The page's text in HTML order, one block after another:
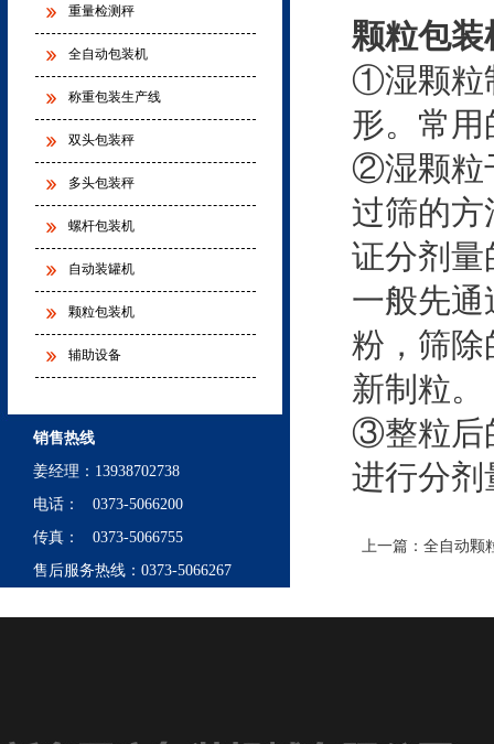
重量检测秤
全自动包装机
称重包装生产线
双头包装秤
多头包装秤
螺杆包装机
自动装罐机
颗粒包装机
辅助设备
销售热线
姜经理 ： 13938702738
电话： 0373-5066200
传真： 0373-5066755
售后服务热线：0373-5066267
颗粒包装
①湿颗粒
形。常
②湿颗粒
过筛的方
证分剂量
一般先
粉，筛除
新制粒。
③整粒后
进行分剂
上一篇： 全自动颗